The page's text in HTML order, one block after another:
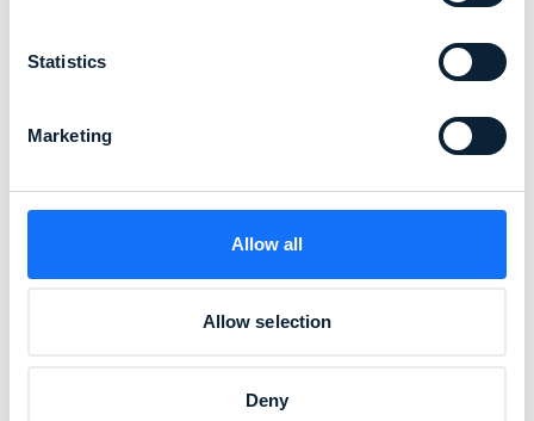
Statistics
Marketing
Allow all
Allow selection
Deny
Installation von Batterien sowie beim
YouPower Belgium
Sehen Sie sich das Video an